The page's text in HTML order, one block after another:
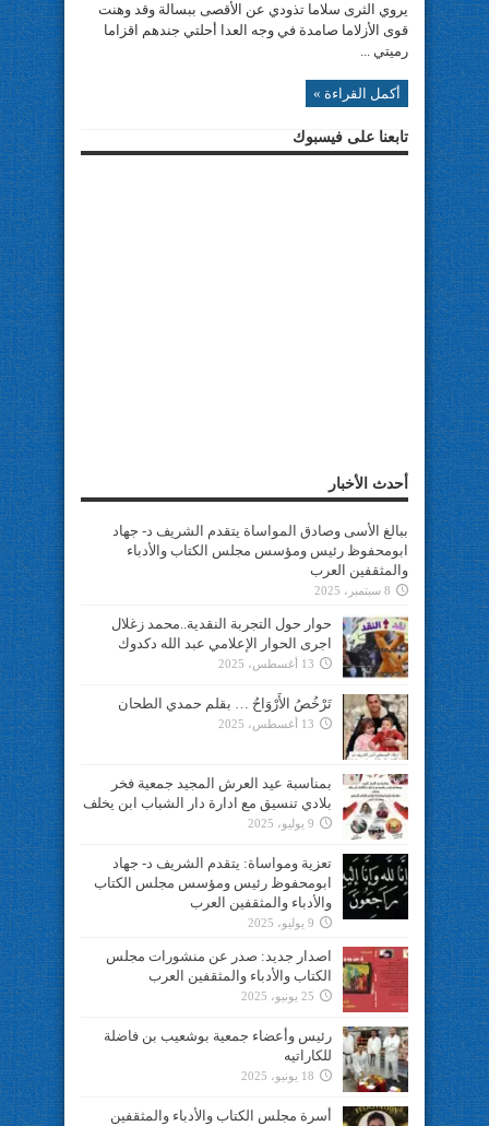
يروي الثرى سلاما تذودي عن الأقصى ببسالة وقد وهنت
قوى الأزلاما صامدة في وجه العدا أحلتي جندهم اقزاما
رميتي ...
أكمل القراءة »
تابعنا على فيسبوك
أحدث الأخبار
ببالغ الأسى وصادق المواساة يتقدم الشريف د- جهاد
ابومحفوظ رئيس ومؤسس مجلس الكتاب والأدباء
والمثقفين العرب
8 سبتمبر، 2025
حوار حول التجربة النقدية..محمد زغلال
اجرى الحوار الإعلامي عبد الله دكدوك
13 أغسطس، 2025
تَرْخُصُ الأَرْوَاحُ … بقلم حمدي الطحان
13 أغسطس، 2025
بمناسبة عيد العرش المجيد جمعية فخر
بلادي تنسيق مع ادارة دار الشباب ابن يخلف
9 يوليو، 2025
تعزية ومواساة: يتقدم الشريف د- جهاد
ابومحفوظ رئيس ومؤسس مجلس الكتاب
والأدباء والمثقفين العرب
9 يوليو، 2025
اصدار جديد: صدر عن منشورات مجلس
الكتاب والأدباء والمثقفين العرب
25 يونيو، 2025
رئيس وأعضاء جمعية بوشعيب بن فاضلة
للكاراتيه
18 يونيو، 2025
أسرة مجلس الكتاب والأدباء والمثقفين